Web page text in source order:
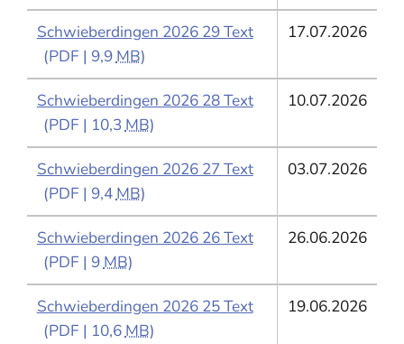
Schwieberdingen 2026 29 Text
(PDF | 9,9MB)
17.07.2026
Schwieberdingen 2026 28 Text
(PDF | 10,3MB)
10.07.2026
Schwieberdingen 2026 27 Text
(PDF | 9,4MB)
03.07.2026
Schwieberdingen 2026 26 Text
(PDF | 9MB)
26.06.2026
Schwieberdingen 2026 25 Text
(PDF | 10,6MB)
19.06.2026